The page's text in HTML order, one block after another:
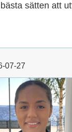
sätten att
07-27